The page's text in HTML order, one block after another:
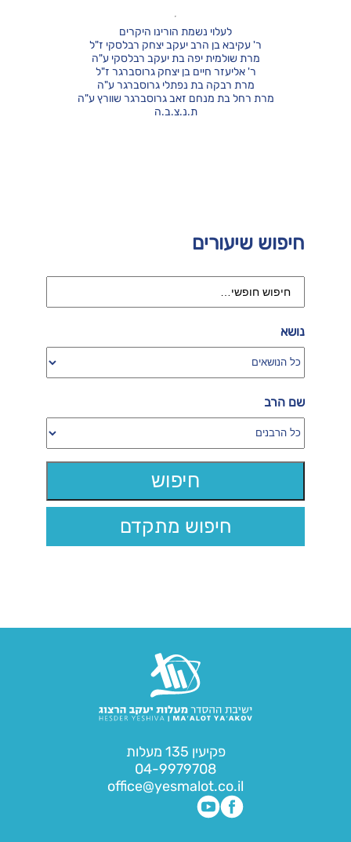
חיפוש שיעורים
נושא
שם הרב
חיפוש מתקדם
לעלוי נשמת הורינו היקרים
ר' עקיבא בן הרב יעקב יצחק רבלסקי ז"ל
מרת שולמית יפה בת יעקב רבלסקי ע"ה
ר' אליעזר חיים בן יצחק גרוסברגר ז"ל
מרת רבקה בת נפתלי גרוסברגר ע"ה
מרת רחל בת מנחם זאב גרוסברגר שוורץ ע"ה
ת.נ.צ.ב.ה
פקיעין 135 מעלות
04-9979708
office@yesmalot.co.il